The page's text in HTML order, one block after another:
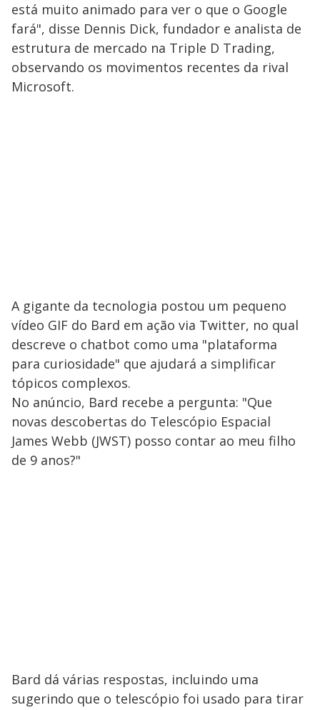
está muito animado para ver o que o Google
fará", disse Dennis Dick, fundador e analista de
estrutura de mercado na Triple D Trading,
observando os movimentos recentes da rival
Microsoft.
A gigante da tecnologia postou um pequeno
vídeo GIF do Bard em ação via Twitter, no qual
descreve o chatbot como uma "plataforma
para curiosidade" que ajudará a simplificar
tópicos complexos.
No anúncio, Bard recebe a pergunta: "Que
novas descobertas do Telescópio Espacial
James Webb (JWST) posso contar ao meu filho
de 9 anos?"
Bard dá várias respostas, incluindo uma
sugerindo que o telescópio foi usado para tirar